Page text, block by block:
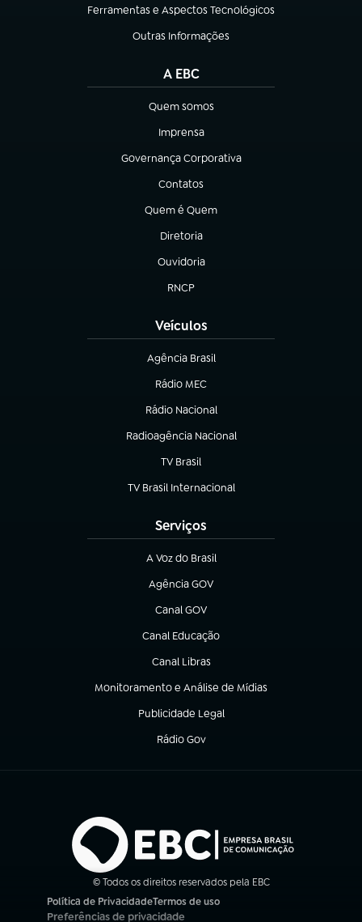
Ferramentas e Aspectos Tecnológicos
(abre em nova aba)
Outras Informações
(abre em nova aba)
A EBC
Quem somos
(abre em nova aba)
Imprensa
(abre em nova aba)
Governança Corporativa
(abre em nova aba)
Contatos
(abre em nova aba)
Quem é Quem
(abre em nova aba)
Diretoria
(abre em nova aba)
Ouvidoria
(abre em nova aba)
RNCP
(abre em nova aba)
Veículos
Agência Brasil
(abre em nova aba)
Rádio MEC
Rádio Nacional
(abre em nova aba)
Radioagência Nacional
(abre em nova aba)
TV Brasil
(abre em nova aba)
TV Brasil Internacional
(abre em nova aba)
Serviços
A Voz do Brasil
(abre em nova aba)
Agência GOV
(abre em nova aba)
Canal GOV
(abre em nova aba)
Canal Educação
(abre em nova aba)
Canal Libras
(abre em nova aba)
Monitoramento e Análise de Mídias
(abre em nova aba)
Publicidade Legal
(abre em nova aba)
Rádio Gov
(abre em nova aba)
© Todos os direitos reservados pela EBC
Política de Privacidade
(abre em nova aba)
Termos de uso
(abre em nova aba)
Preferências de privacidade